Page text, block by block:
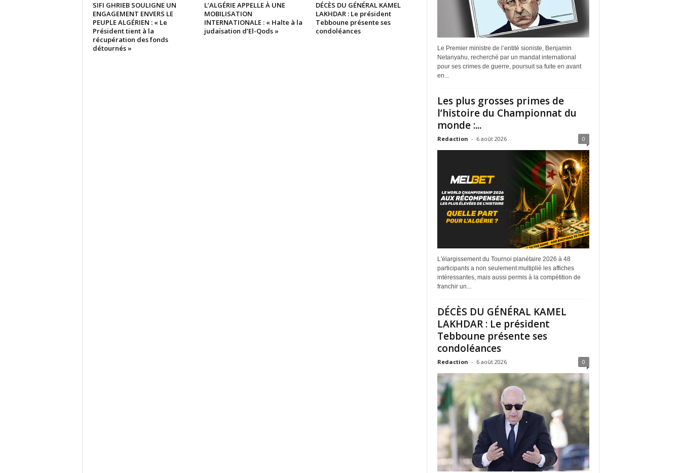
SIFI GHRIEB SOULIGNE UN
ENGAGEMENT ENVERS LE
PEUPLE ALGÉRIEN : « Le
Président tient à la
récupération des fonds
détournés »
L’ALGÉRIE APPELLE À UNE
MOBILISATION
INTERNATIONALE : « Halte à la
judaïsation d’El-Qods »
DÉCÈS DU GÉNÉRAL KAMEL
LAKHDAR : Le président
Tebboune présente ses
condoléances
Le Premier ministre de l’entité sioniste, Benjamin
Netanyahu, recherché par un mandat international
pour ses crimes de guerre, poursuit sa fuite en avant
en...
Les plus grosses primes de
l’histoire du Championnat du
monde :...
Redaction - 6 août 2026 0
L'élargissement du Tournoi planétaire 2026 à 48
participants a non seulement multiplié les affiches
intéressantes, mais aussi permis à la compétition de
franchir un...
DÉCÈS DU GÉNÉRAL KAMEL
LAKHDAR : Le président
Tebboune présente ses
condoléances
Redaction - 6 août 2026 0